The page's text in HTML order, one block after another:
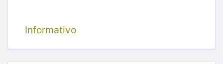
Informativo